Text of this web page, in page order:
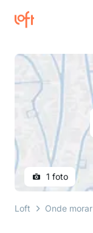
1 foto
Loft Onde morar